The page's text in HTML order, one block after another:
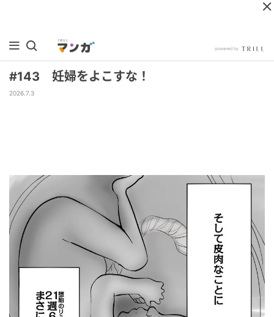
#143 妊婦をよこすな！
2026.7.3